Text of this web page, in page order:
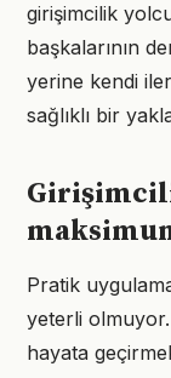
girişimcilik
başkalarının
yerine kendi
sağlıklı bir
Pratik
yeterli
hayata